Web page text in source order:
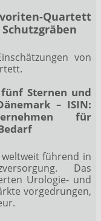
Quartett
von
Sternen und
– ISIN:
für
führend in
Das
Urologie- und
vorgedrungen,